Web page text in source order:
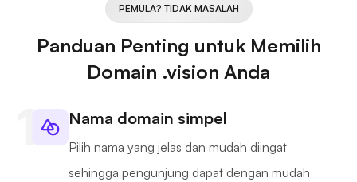
PEMULA? TIDAK MASALAH
Panduan Penting untuk Memilih
Domain .vision Anda
Nama domain simpel
Pilih nama yang jelas dan mudah diingat
sehingga pengunjung dapat dengan mudah